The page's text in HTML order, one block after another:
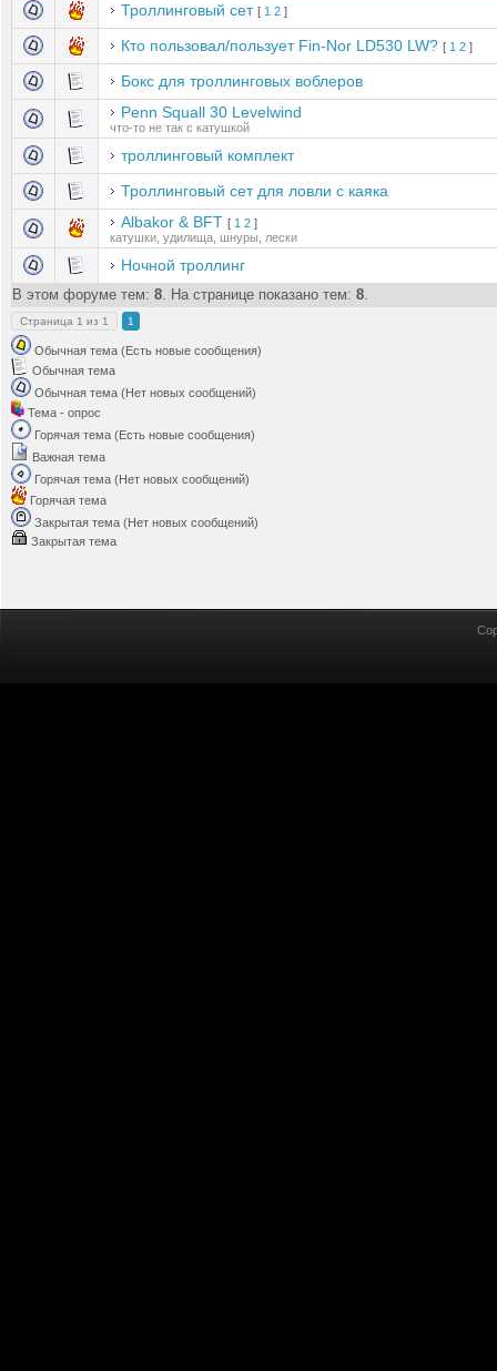
Троллинговый сет [ 1 2 ]
Кто пользовал/пользует Fin-Nor LD530 LW? [ 1 2 ]
Бокс для троллинговых воблеров
Penn Squall 30 Levelwind
что-то не так с катушкой
троллинговый комплект
Троллинговый сет для ловли с каяка
Аlbakor & BFT [ 1 2 ]
катушки, удилища, шнуры, лески
Ночной троллинг
В этом форуме тем: 8. На странице показано тем: 8.
Страница 1 из 1 1
Обычная тема (Есть новые сообщения)
Обычная тема
Обычная тема (Нет новых сообщений)
Тема - опрос
Горячая тема (Есть новые сообщения)
Важная тема
Горячая тема (Нет новых сообщений)
Горячая тема
Закрытая тема (Нет новых сообщений)
Закрытая тема